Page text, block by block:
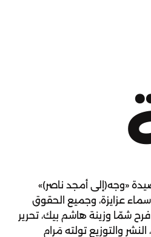
«وجه(إلى أمجد ناصر)»
عزايزة، وجميع الحقوق
شمّا وزينة هاشم بيك، تحرير
والتوزيع تولته مَرام